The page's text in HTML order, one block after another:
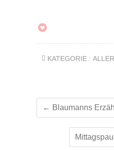
KATEGORIE :
← Blaumanns